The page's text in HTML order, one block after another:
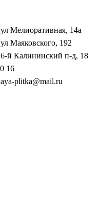
Мелиоративная, 14а
Маяковского, 192
6-й Калининский п-д, 18
16
plitka@mail.ru